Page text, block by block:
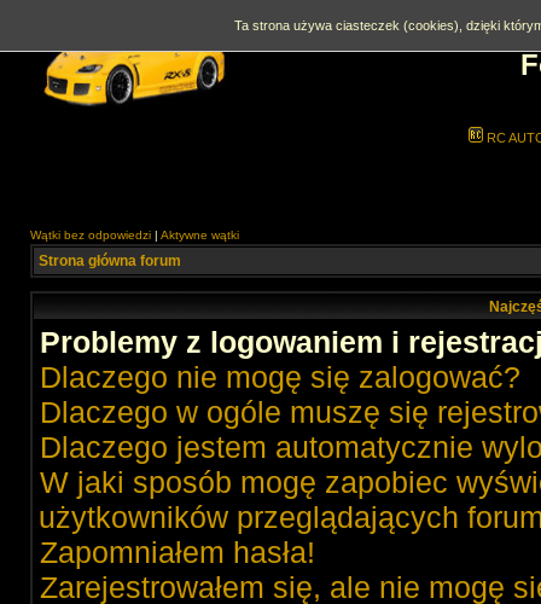
RC
Wątki bez odpowiedzi | Aktywne wątki
Strona główna forum
Problemy z logowaniem i
Dlaczego nie mogę się zalogować?
Dlaczego w ogóle muszę się
Dlaczego jestem automatycznie
W jaki sposób mogę zapobiec
użytkowników przeglądających
Zapomniałem hasła!
Zarejestrowałem się, ale nie mogę
Ta strona używa ciasteczek (cookies), dzięki